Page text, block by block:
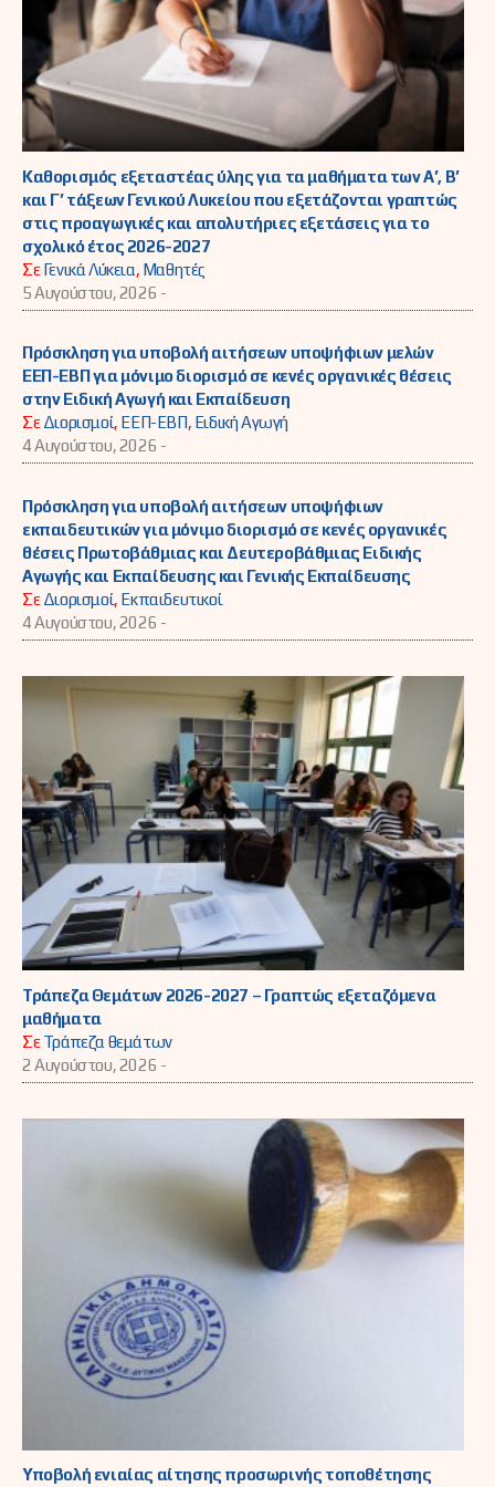
Καθορισμός εξεταστέας ύλης για τα μαθήματα των Α’, Β’
και Γ’ τάξεων Γενικού Λυκείου που εξετάζονται γραπτώς
στις προαγωγικές και απολυτήριες εξετάσεις για το
σχολικό έτος 2026-2027
ΣεΓενικά Λύκεια, Μαθητές
5 Αυγούστου, 2026 -
Πρόσκληση για υποβολή αιτήσεων υποψήφιων μελών
ΕΕΠ-ΕΒΠ για μόνιμο διορισμό σε κενές οργανικές θέσεις
στην Ειδική Αγωγή και Εκπαίδευση
ΣεΔιορισμοί, ΕΕΠ-ΕΒΠ, Ειδική Αγωγή
4 Αυγούστου, 2026 -
Πρόσκληση για υποβολή αιτήσεων υποψήφιων
εκπαιδευτικών για μόνιμο διορισμό σε κενές οργανικές
θέσεις Πρωτοβάθμιας και Δευτεροβάθμιας Ειδικής
Αγωγής και Εκπαίδευσης και Γενικής Εκπαίδευσης
ΣεΔιορισμοί, Εκπαιδευτικοί
4 Αυγούστου, 2026 -
Τράπεζα Θεμάτων 2026-2027 – Γραπτώς εξεταζόμενα
μαθήματα
ΣεΤράπεζα θεμάτων
2 Αυγούστου, 2026 -
Υποβολή ενιαίας αίτησης προσωρινής τοποθέτησης